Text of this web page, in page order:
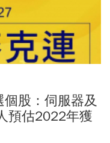
個股：伺服器及
預估2022年獲